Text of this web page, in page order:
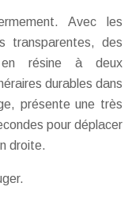
Avec les
transparentes, des
en résine à deux
durables dans
présente une très
pour déplacer
droite.